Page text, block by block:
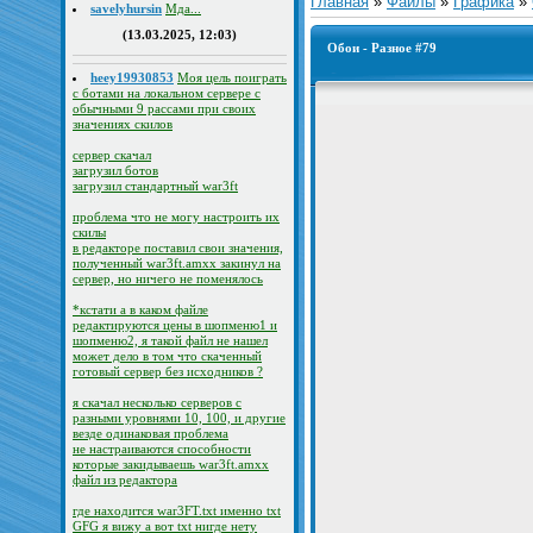
savelyhursin Мда...
(13.03.2025, 12:03)
heey19930853 Моя цель поиграть
с ботами на локальном сервере с
обычными 9 рассами при своих
значениях скилов
сервер скачал
загрузил ботов
загрузил стандартный war3ft
проблема что не могу настроить их
скилы
в редакторе поставил свои значения,
полученный war3ft.amxx закинул на
сервер, но ничего не поменялось
*кстати а в каком файле
редактируются цены в шопменю1 и
шопменю2, я такой файл не нашел
может дело в том что скаченный
готовый сервер без исходников ?
я скачал несколько серверов с
разными уровнями 10, 100, и другие
везде одинаковая проблема
не настраиваются способности
которые закидываешь war3ft.amxx
файл из редактора
где находится war3FT.txt именно txt
GFG я вижу а вот txt нигде нету
Обои - Разное #79